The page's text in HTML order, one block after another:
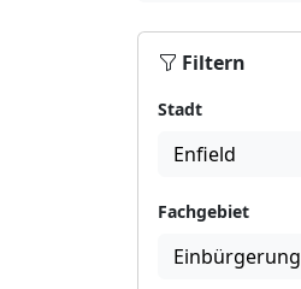
Filtern
Stadt
Enfield
Fachgebiet
Einbürgerung